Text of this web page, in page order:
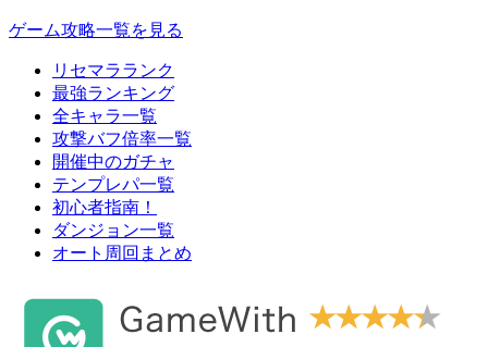
ゲーム攻略一覧を見る
リセマラランク
最強ランキング
全キャラ一覧
攻撃バフ倍率一覧
開催中のガチャ
テンプレパ一覧
初心者指南！
ダンジョン一覧
オート周回まとめ